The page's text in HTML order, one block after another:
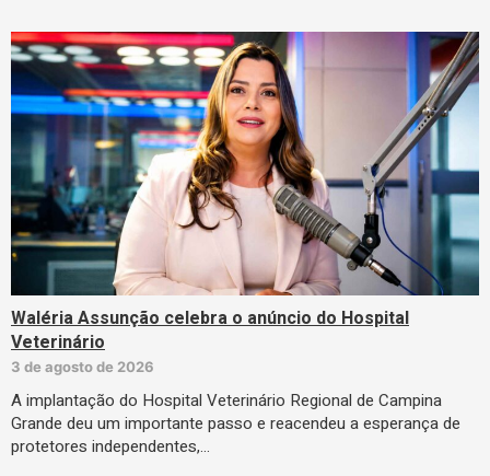
Waléria Assunção celebra o anúncio do Hospital
Veterinário
3 de agosto de 2026
A implantação do Hospital Veterinário Regional de Campina
Grande deu um importante passo e reacendeu a esperança de
protetores independentes,…